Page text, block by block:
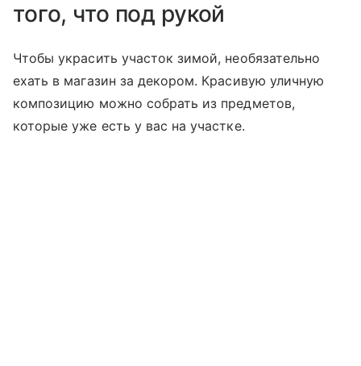
того, что под рукой
Чтобы украсить участок зимой, необязательно
ехать в магазин за декором. Красивую уличную
композицию можно собрать из предметов,
которые уже есть у вас на участке.